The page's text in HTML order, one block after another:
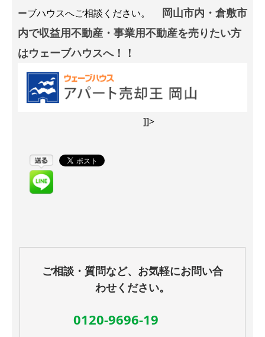
ーブハウスへご相談ください。 岡山市内・倉敷市
内で収益用不動産・事業用不動産を売りたい方
はウェーブハウスへ！！
]]>
ご相談・質問など、お気軽にお問い合
わせください。
0120-9696-19